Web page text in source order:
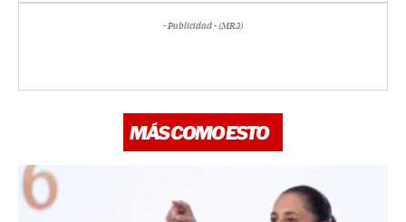
- Publicidad - (MR3)
MÁS COMO ESTO